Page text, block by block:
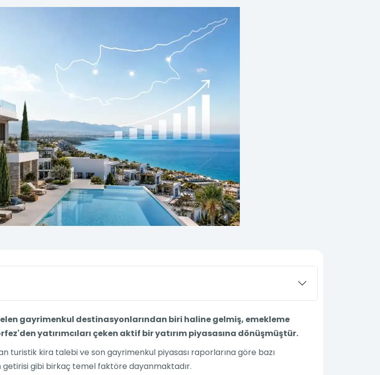
gayrimenkul destinasyonlarından biri haline gelmiş, emekleme
yatırımcıları çeken aktif bir yatırım piyasasına dönüşmüştür.
turistik kira talebi ve son gayrimenkul piyasası raporlarına göre bazı
getirisi gibi birkaç temel faktöre dayanmaktadır.